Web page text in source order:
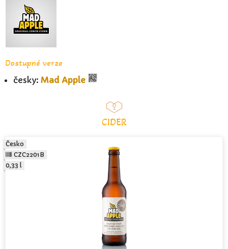
Dostupné verze
česky: Mad Apple
CIDER
Česko
CZC2201B
0,33 l